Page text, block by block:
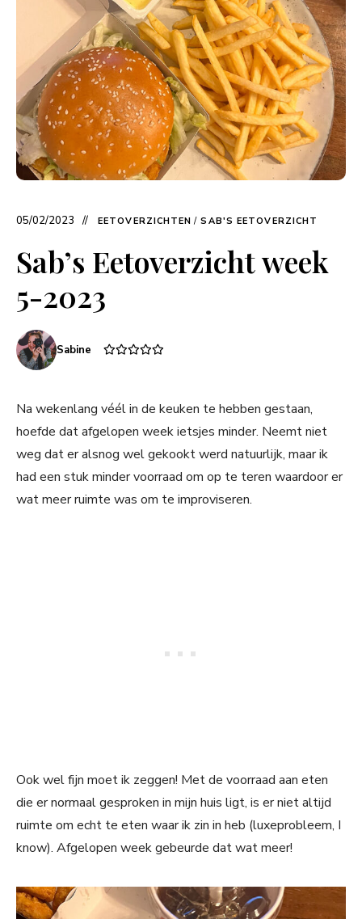
05/02/2023 EETOVERZICHTEN / SAB'S EETOVERZICHT
Sab’s Eetoverzicht week
5-2023
Sabine
Na wekenlang véél in de keuken te hebben gestaan,
hoefde dat afgelopen week ietsjes minder. Neemt niet
weg dat er alsnog wel gekookt werd natuurlijk, maar ik
had een stuk minder voorraad om op te teren waardoor er
wat meer ruimte was om te improviseren.
Ook wel fijn moet ik zeggen! Met de voorraad aan eten
die er normaal gesproken in mijn huis ligt, is er niet altijd
ruimte om echt te eten waar ik zin in heb (luxeprobleem, I
know). Afgelopen week gebeurde dat wat meer!